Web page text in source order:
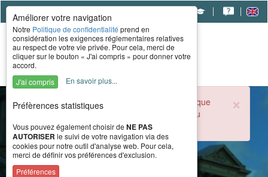
×
Durant la période estivale, l'accueil téléphonique
du CERAH est ouvert de 8h à 16h du lundi au
vendredi.
Améliorer votre navigation
Notre Politique de confidentialité prend en
considération les exigences réglementaires relatives
au respect de votre vie privée. Pour cela, merci de
cliquer sur le bouton « J'ai compris » pour donner votre
accord.
J'ai compris
En savoir plus...
Préfèrences statistiques
Vous pouvez également choisir de NE PAS
AUTORISER le suivi de votre navigation via des
cookies pour notre outil d'analyse web. Pour cela,
merci de définir vos préférences d'exclusion.
Préférences